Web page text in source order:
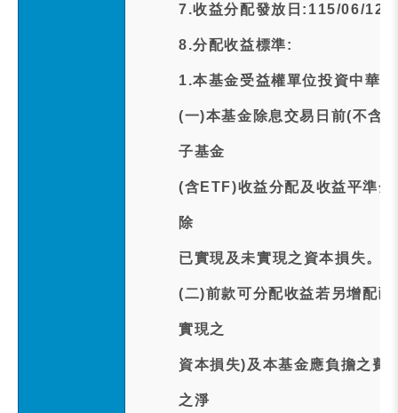
7.收益分配發放日:115/06/12
8.分配收益標準:
1.本基金受益權單位投資中華
(一)本基金除息交易日前(不含
子基金
(含ETF)收益分配及收益平準
除
已實現及未實現之資本損失。
(二)前款可分配收益若另增配
實現之
資本損失)及本基金應負擔之費
之淨